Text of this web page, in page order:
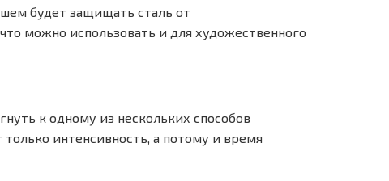
будет защищать сталь от
можно использовать и для художественного
к одному из нескольких способов
интенсивность, а потому и время